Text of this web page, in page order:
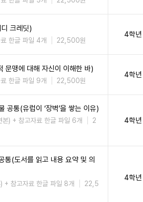
크레딧)
한글 파일 4개 22,500원
4학년
문맹에 대해 자신이 이해한 바)
한글 파일 9개 22,500원
4학년
공통(유럽이 ‘장벽’을 쌓는 이유)
본) + 참고자료 한글 파일 6개
2
4학년
통(도서를 읽고 내용 요약 및 의
+ 참고자료 한글 파일 8개
22,5
4학년